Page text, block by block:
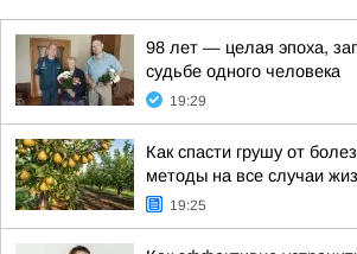
98 лет — целая эпоха,
судьбе одного человека
19:29
Как спасти грушу от
методы на все случаи
19:25